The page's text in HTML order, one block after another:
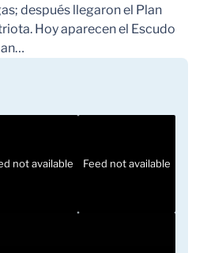
después llegaron el Plan
Hoy aparecen el Escudo
not available Feed not available